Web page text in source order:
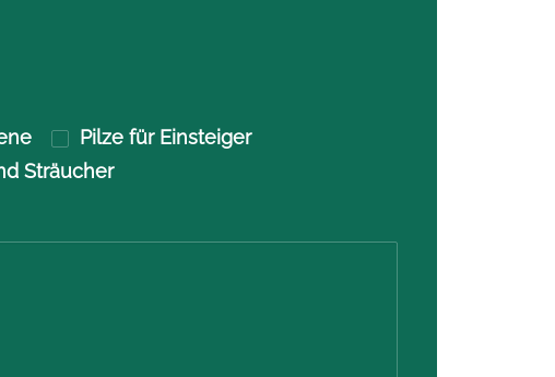
Pilze für Einsteiger
Sträucher